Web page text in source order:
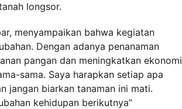
longsor.
menyampaikan bahwa kegiatan
Dengan adanya penanaman
pangan dan meningkatkan ekonomi
sama. Saya harapkan setiap apa
jangan biarkan tanaman ini mati.
kehidupan berikutnya”